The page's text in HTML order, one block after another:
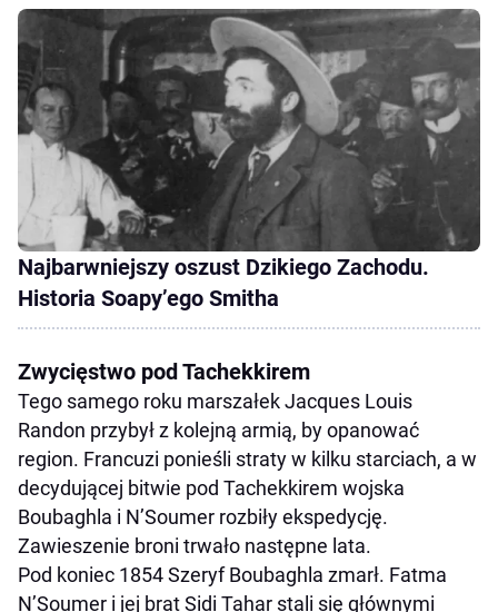
Najbarwniejszy oszust Dzikiego Zachodu.
Historia Soapy’ego Smitha
Zwycięstwo pod Tachekkirem
Tego samego roku marszałek Jacques Louis
Randon przybył z kolejną armią, by opanować
region. Francuzi ponieśli straty w kilku starciach, a w
decydującej bitwie pod Tachekkirem wojska
Boubaghla i N’Soumer rozbiły ekspedycję.
Zawieszenie broni trwało następne lata.
Pod koniec 1854 Szeryf Boubaghla zmarł. Fatma
N’Soumer i jej brat Sidi Tahar stali się głównymi